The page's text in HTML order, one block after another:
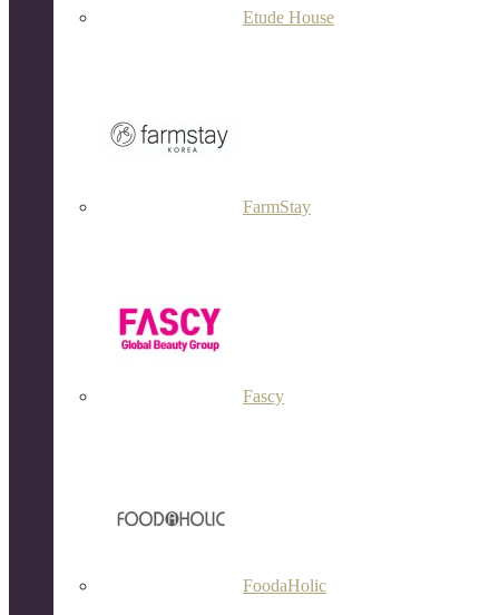
Etude House
FarmStay
Fascy
FoodaHolic